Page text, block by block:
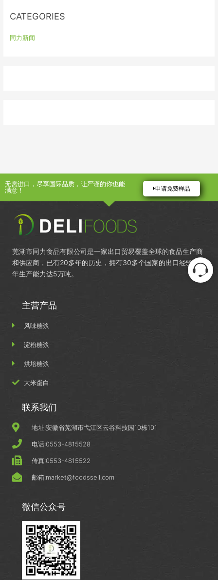
CATEGORIES
同力新闻
无需进口，尽享国际品质，让严谨的你也能
满意！
申请免费样品
芜湖市同力食品有限公司是一家出口贸易覆盖全球的食品生产商
和供应商，已有20多年的历史，拥有30多个国家的出口经验，
年生产能力达5万吨。
主营产品
风味糖浆
淀粉糖浆
烘培糖浆
大米蛋白
联系我们
地址:安徽省芜湖市弋江区云谷科技园10栋101
电话:0553-4815528
传真:0553-4815522
邮箱:market@foodssell.com
微信公众号